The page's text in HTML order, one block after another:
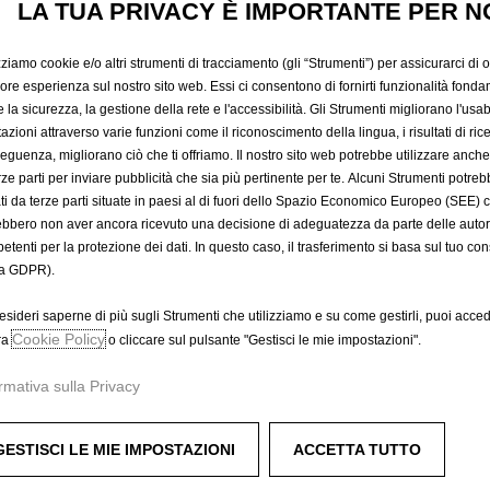
4
,
0
0
€
V
A
i
l
u
/
U
n
y
u
p
d
a
t
e
d
:
1
ibrido in modo molto sicuro, pratico e veloce (a seconda
può essere installato all'interno o all'esterno di un
la distribuzione dell'energia. I captatori sono disponibili tra
configurata in base alle esigenze del cliente, e permette la
Wi-Fi, per esempio per utilizzare la manutenzione a distanza
3. Connettore tipo 2. Presa con copertura e tappo interno.
dal fornitore Free2Move eSolutions. Contatti
LA TUA PRIVACY È IMPORTANTE PER
cookie e/o altri strumenti di tracciamento (gli “Strumenti”) per assicurarci di
esperienza sul nostro sito web. Essi ci consentono di fornirti funzionalità
la sicurezza, la gestione della rete e l'accessibilità. Gli Strumenti migliorano
attraverso varie funzioni come il riconoscimento della lingua, i risultati di
migliorano ciò che ti offriamo. Il nostro sito web potrebbe utilizzare
parti per inviare pubblicità che sia più pertinente per te. Alcuni Strumenti
da terze parti situate in paesi al di fuori dello Spazio Economico Europeo (SEE)
non aver ancora ricevuto una decisione di adeguatezza da parte delle
per la protezione dei dati. In questo caso, il trasferimento si basa sul tuo
GDPR).
saperne di più sugli Strumenti che utilizziamo e su come gestirli, puoi
Cookie Policyo cliccare sul pulsante "Gestisci le mie impostazioni".
sulla Privacy
GESTISCI LE MIE IMPOSTAZIONI ACCETTA TUTTO